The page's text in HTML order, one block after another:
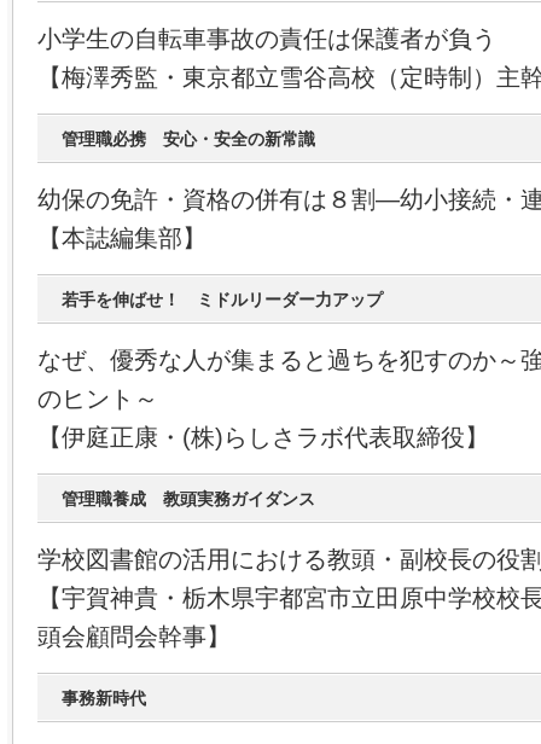
小学生の自転車事故の責任は保護者が負う
【梅澤秀監・東京都立雪谷高校（定時制）主
管理職必携 安心・安全の新常識
幼保の免許・資格の併有は８割―幼小接続・
【本誌編集部】
若手を伸ばせ！ ミドルリーダー力アップ
なぜ、優秀な人が集まると過ちを犯すのか～
のヒント～
【伊庭正康・(株)らしさラボ代表取締役】
管理職養成 教頭実務ガイダンス
学校図書館の活用における教頭・副校長の役
【宇賀神貴・栃木県宇都宮市立田原中学校校
頭会顧問会幹事】
事務新時代